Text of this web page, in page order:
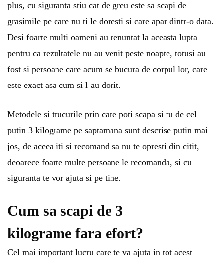
plus, cu siguranta stiu cat de greu este sa scapi de
grasimile pe care nu ti le doresti si care apar dintr-o data.
Desi foarte multi oameni au renuntat la aceasta lupta
pentru ca rezultatele nu au venit peste noapte, totusi au
fost si persoane care acum se bucura de corpul lor, care
este exact asa cum si l-au dorit.
Metodele si trucurile prin care poti scapa si tu de cel
putin 3 kilograme pe saptamana sunt descrise putin mai
jos, de aceea iti si recomand sa nu te opresti din citit,
deoarece foarte multe persoane le recomanda, si cu
siguranta te vor ajuta si pe tine.
Cum sa scapi de 3
kilograme fara efort?
Cel mai important lucru care te va ajuta in tot acest